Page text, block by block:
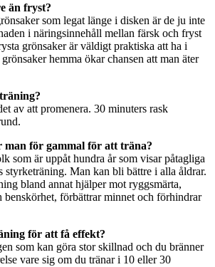
än fryst?
som legat länge i disken är de ju inte
i näringsinnehåll mellan färsk och fryst
grönsaker är väldigt praktiska att ha i
hemma ökar chansen att man äter
av att promenera. 30 minuters rask
man för gammal för att träna?
som är uppåt hundra år som visar påtagliga
styrketräning. Man kan bli bättre i alla åldrar.
bland annat hjälper mot ryggsmärta,
benskörhet, förbättrar minnet och förhindrar
för att få effekt?
som kan göra stor skillnad och du bränner
vare sig om du tränar i 10 eller 30